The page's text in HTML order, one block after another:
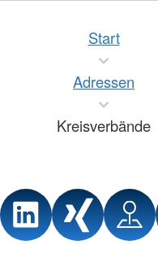
Start
Adressen
Kreisverbände